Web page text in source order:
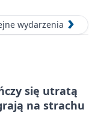
wydarzenia
się utratą
na strachu